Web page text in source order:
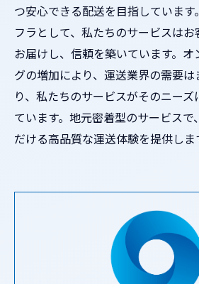
つ安心できる配送を目指していま
フラとして、私たちのサービスは
お届けし、信頼を築いています。
グの増加により、運送業界の需要
り、私たちのサービスがそのニー
ています。地元密着型のサービス
だける高品質な運送体験を提供しま